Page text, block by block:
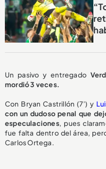
Un pasivo y entregado
mordió 3 veces.
Con Bryan Castrillón (7’) y
con un dudoso penal que
especulaciones, pues
fue falta dentro del área,
Carlos Ortega.